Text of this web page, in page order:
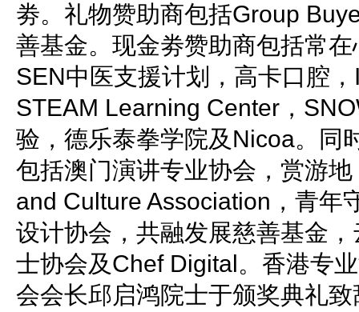
劵。礼物赞助商包括Group
善基金。现金劵赞助商包括常
SEN中医支援计划，高卡口腔
STEAM Learning Center，
验，德乐泰拳学院及Nicoa。同
包括澳门演讲专业协会，赏游
and Culture Association，青年
设计协会，共融发展慈善基金
士协会及Chef Digital。香港专
会会长邱启鸿院士于颁奖典礼